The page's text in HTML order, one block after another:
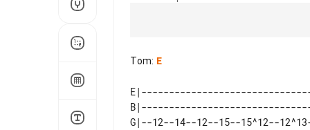
Tom: E
G|--12--14--12--15--15^12--